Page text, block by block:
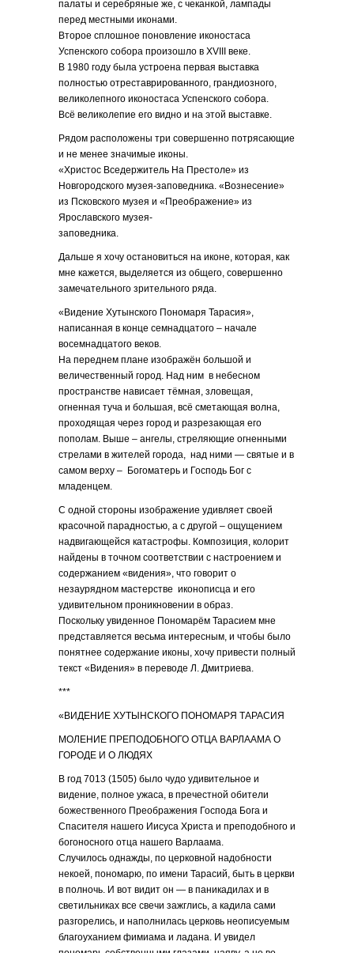
палаты и серебряные же, с чеканкой, лампады
перед местными иконами.
Второе сплошное поновление иконостаса
Успенского собора произошло в XVIII веке.
В 1980 году была устроена первая выставка
полностью отреставрированного, грандиозного,
великолепного иконостаса Успенского собора.
Всё великолепие его видно и на этой выставке.
Рядом расположены три совершенно потрясающие
и не менее значимые иконы.
«Христос Вседержитель На Престоле» из
Новгородского музея-заповедника. «Вознесение»
из Псковского музея и «Преображение» из
Ярославского музея-
заповедника.
Дальше я хочу остановиться на иконе, которая, как
мне кажется, выделяется из общего, совершенно
замечательного зрительного ряда.
«Видение Хутынского Пономаря Тарасия»,
написанная в конце семнадцатого – начале
восемнадцатого веков.
На переднем плане изображён большой и
величественный город. Над ним в небесном
пространстве нависает тёмная, зловещая,
огненная туча и большая, всё сметающая волна,
проходящая через город и разрезающая его
пополам. Выше – ангелы, стреляющие огненными
стрелами в жителей города, над ними — святые и в
самом верху – Богоматерь и Господь Бог с
младенцем.
С одной стороны изображение удивляет своей
красочной парадностью, а с другой – ощущением
надвигающейся катастрофы. Композиция, колорит
найдены в точном соответствии с настроением и
содержанием «видения», что говорит о
незаурядном мастерстве иконописца и его
удивительном проникновении в образ.
Поскольку увиденное Пономарём Тарасием мне
представляется весьма интересным, и чтобы было
понятнее содержание иконы, хочу привести полный
текст «Видения» в переводе Л. Дмитриева.
***
«ВИДЕНИЕ ХУТЫНСКОГО ПОНОМАРЯ ТАРАСИЯ
МОЛЕНИЕ ПРЕПОДОБНОГО ОТЦА ВАРЛААМА О
ГОРОДЕ И О ЛЮДЯХ
В год 7013 (1505) было чудо удивительное и
видение, полное ужаса, в пречестной обители
божественного Преображения Господа Бога и
Спасителя нашего Иисуса Христа и преподобного и
богоносного отца нашего Варлаама.
Случилось однажды, по церковной надобности
некоей, пономарю, по имени Тарасий, быть в церкви
в полночь. И вот видит он — в паникадилах и в
светильниках все свечи зажглись, а кадила сами
разгорелись, и наполнилась церковь неописуемым
благоуханием фимиама и ладана. И увидел